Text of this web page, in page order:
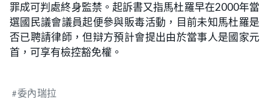
罪成可判處終身監禁。起訴書又指馬杜羅早在2000年當
選國民議會議員起便參與販毒活動，目前未知馬杜羅是
否已聘請律師，但辯方預計會提出由於當事人是國家元
首，可享有檢控豁免權。
委內瑞拉